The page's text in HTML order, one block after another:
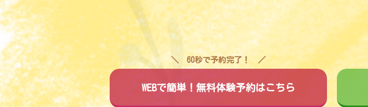
60秒で予約完了！
WEBで簡単！無料体験予約はこちら